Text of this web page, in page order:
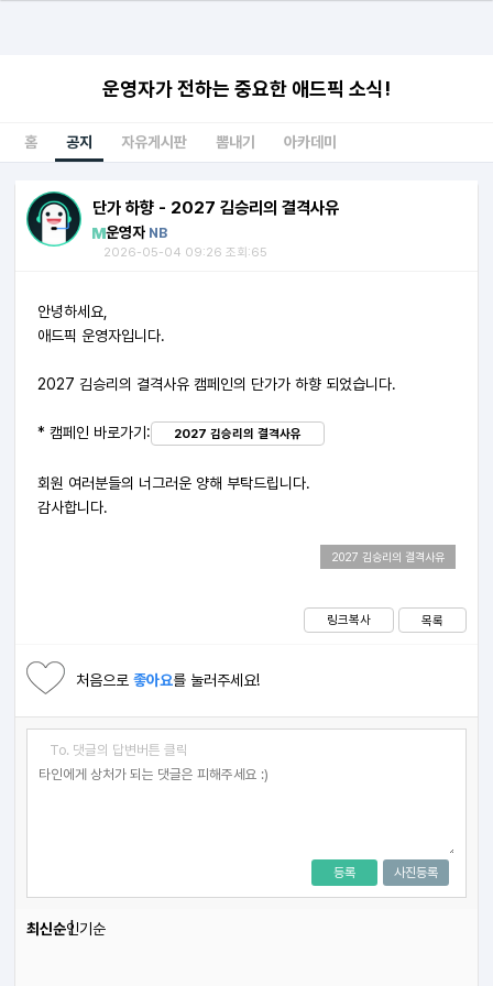
운영자가 전하는 중요한 애드픽 소식!
홈 공지 자유게시판 뽐내기 아카데미
단가 하향 - 2027 김승리의 결격사유
운영자 NB
2026-05-04 09:26 조회:65
안녕하세요,
애드픽 운영자입니다.
2027 김승리의 결격사유 캠페인의 단가가 하향 되었습니다.
* 캠페인 바로가기: 2027 김승리의 결격사유
회원 여러분들의 너그러운 양해 부탁드립니다.
감사합니다.
2027 김승리의 결격사유
링크복사 목록
처음으로좋아요를 눌러주세요!
To. 댓글의 답변버튼 클릭
사진등록
등록
최신순인기순